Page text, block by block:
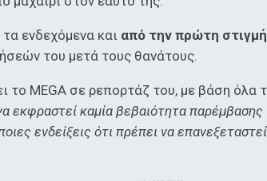
ενδεχόμενα και από την πρώτη
του μετά τους θανάτους.
MEGA σε ρεπορτάζ του, με βάση όλα
εκφραστεί καμία βεβαιότητα
ενδείξεις ότι πρέπει να